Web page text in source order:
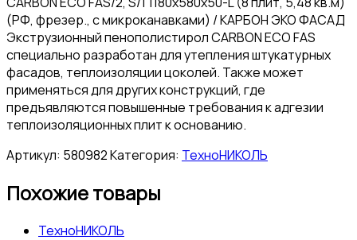
(РФ, фрезер., с микроканавками) / КАРБОН ЭКО ФАСАД
Экструзионный пенополистирол CARBON ECO FAS
специально разработан для утепления штукатурных
фасадов, теплоизоляции цоколей. Также может
применяться для других конструкций, где
предъявляются повышенные требования к адгезии
теплоизоляционных плит к основанию.
Артикул: 580982Категория: ТехноНИКОЛЬ
Похожие товары
ТехноНИКОЛЬ